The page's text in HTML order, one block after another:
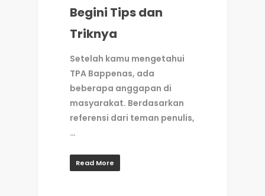
Begini Tips dan
Triknya
Setelah kamu mengetahui
TPA Bappenas, ada
beberapa anggapan di
masyarakat. Berdasarkan
referensi dari teman penulis,
…
Read More